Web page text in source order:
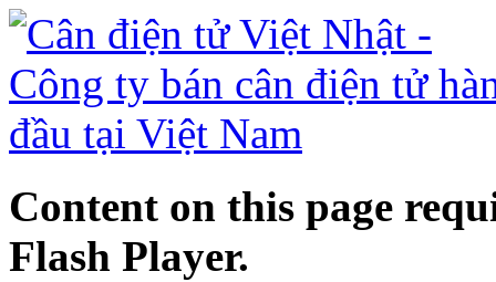
Content on this page
Flash Player.